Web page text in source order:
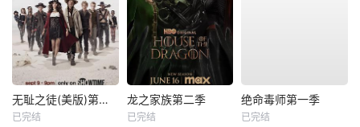
无耻之徒(美版)第九季
已完结
龙之家族第二季
已完结
绝命毒师第一季
已完结